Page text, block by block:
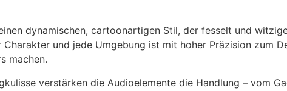
dynamischen, cartoonartigen Stil, der fesselt und
und jede Umgebung ist mit hoher Präzision zum
machen.
verstärken die Audioelemente die Handlung – vom